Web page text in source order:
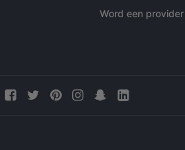
Word een provider